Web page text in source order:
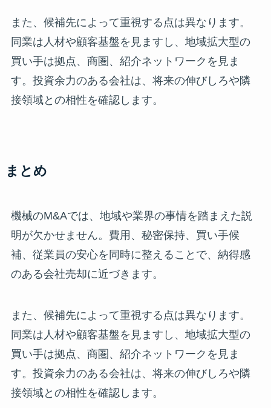
また、候補先によって重視する点は異なります。
同業は人材や顧客基盤を見ますし、地域拡大型の
買い手は拠点、商圏、紹介ネットワークを見ま
す。投資余力のある会社は、将来の伸びしろや隣
接領域との相性を確認します。
まとめ
機械のM&Aでは、地域や業界の事情を踏まえた説
明が欠かせません。費用、秘密保持、買い手候
補、従業員の安心を同時に整えることで、納得感
のある会社売却に近づきます。
また、候補先によって重視する点は異なります。
同業は人材や顧客基盤を見ますし、地域拡大型の
買い手は拠点、商圏、紹介ネットワークを見ま
す。投資余力のある会社は、将来の伸びしろや隣
接領域との相性を確認します。